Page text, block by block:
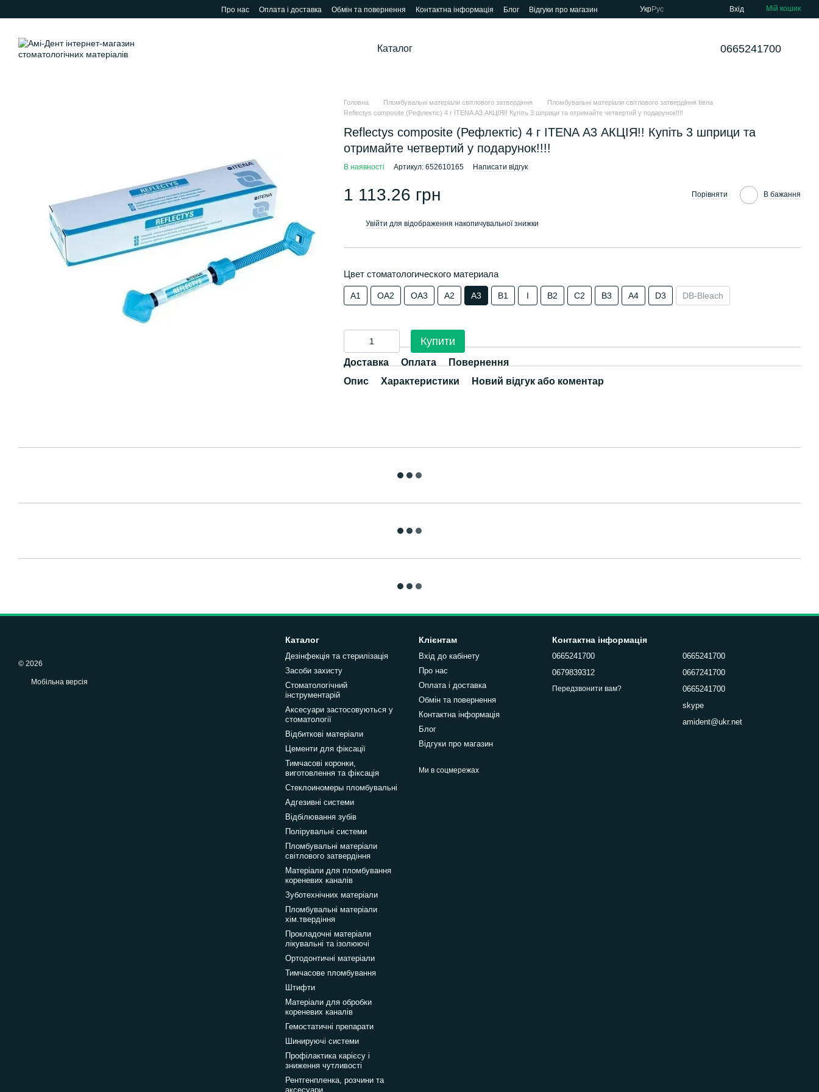
Про нас Оплата і доставка Обмін та повернення Контактна інформація Блог Відгуки про магазин УкрРус Вхід Мій кошик
Каталог 0665241700
Головна Пломбувальні матеріали світлового затвердіння
Пломбувальні матеріали світлового затвердіння Itena
Reflectys composite (Рефлектіс) 4 г ITENA А3 АКЦІЯ!! Купіть 3 шприци та отримайте четвертий у подарунок!!!!
Reflectys composite (Рефлектіс) 4 г ITENA А3 АКЦІЯ!! Купіть 3 шприци та
отримайте четвертий у подарунок!!!!
В наявності Артикул: 652610165 Написати відгук
1 113.26 грн Порівняти В бажання
Увійти для відображення накопичувальної знижки
Цвет стоматологического материала
A1 OA2 OA3 A2 A3 B1 I B2 C2 B3 A4 D3 DB-Bleach
Купити
Доставка Оплата
Повернення
Опис
Характеристики Новий відгук або коментар
© 2026
Мобільна версія
Каталог
Дезінфекція та стерилізація
Засоби захисту
Стоматологічний
інструментарій
Аксесуари застосовуються у
стоматології
Відбиткові матеріали
Цементи для фіксації
Тимчасові коронки,
виготовлення та фіксація
Стеклоиномеры пломбувальні
Адгезивні системи
Відбілювання зубів
Полірувальні системи
Пломбувальні матеріали
світлового затвердіння
Матеріали для пломбування
кореневих каналів
Зуботехнічних матеріали
Пломбувальні матеріали
хім.твердіння
Прокладочні матеріали
лікувальні та ізолюючі
Ортодонтичні матеріали
Тимчасове пломбування
Штифти
Матеріали для обробки
кореневих каналів
Гемостатичні препарати
Шинируючі системи
Профілактика карієсу і
зниження чутливості
Рентгенпленка, розчини та
аксесуари
Клієнтам
Вхід до кабінету
Про нас
Оплата і доставка
Обмін та повернення
Контактна інформація
Блог
Відгуки про магазин
Ми в соцмережах
Контактна інформація
0665241700
0679839312
Передзвонити вам?
0665241700
0667241700
0665241700
skype
amident@ukr.net